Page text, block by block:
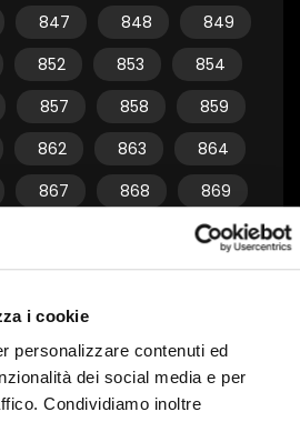
i cookie
personalizzare contenuti ed
dei social media e per
Condividiamo inoltre
847 848
849
852 853
854
857 858
859
862 863
864
867 868
869
874
877 878
879
882
887 888
889
892 893 894